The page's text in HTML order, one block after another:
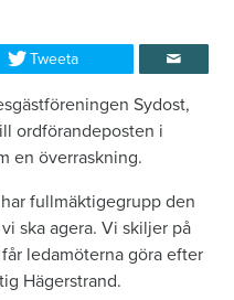
Tweeta
Sydost,
ordförandeposten i
en överraskning.
fullmäktigegrupp den
ska agera. Vi skiljer på
ledamöterna göra efter
Hägerstrand.